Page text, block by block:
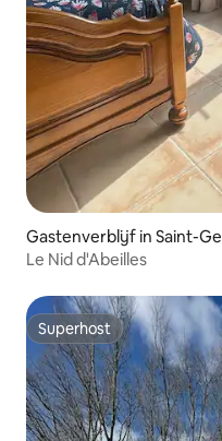
Gastenverblijf in Saint-
Le Nid d'Abeilles
Superhost
Superhost